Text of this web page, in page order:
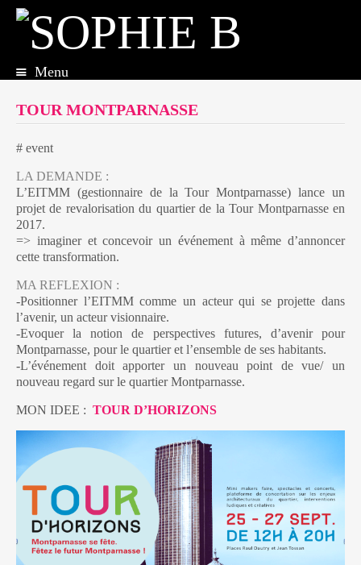
Menu
au
contenu
principal
TOUR MONTPARNASSE
# event
LA DEMANDE :
L’EITMM (gestionnaire de la Tour Montparnasse) lance un
projet de revalorisation du quartier de la Tour Montparnasse en
2017.
=> imaginer et concevoir un événement à même d’annoncer
cette transformation.
MA REFLEXION :
-Positionner l’EITMM comme un acteur qui se projette dans
l’avenir, un acteur visionnaire.
-Evoquer la notion de perspectives futures, d’avenir pour
Montparnasse, pour le quartier et l’ensemble de ses habitants.
-L’événement doit apporter un nouveau point de vue/ un
nouveau regard sur le quartier Montparnasse.
MON IDEE : TOUR D’HORIZONS